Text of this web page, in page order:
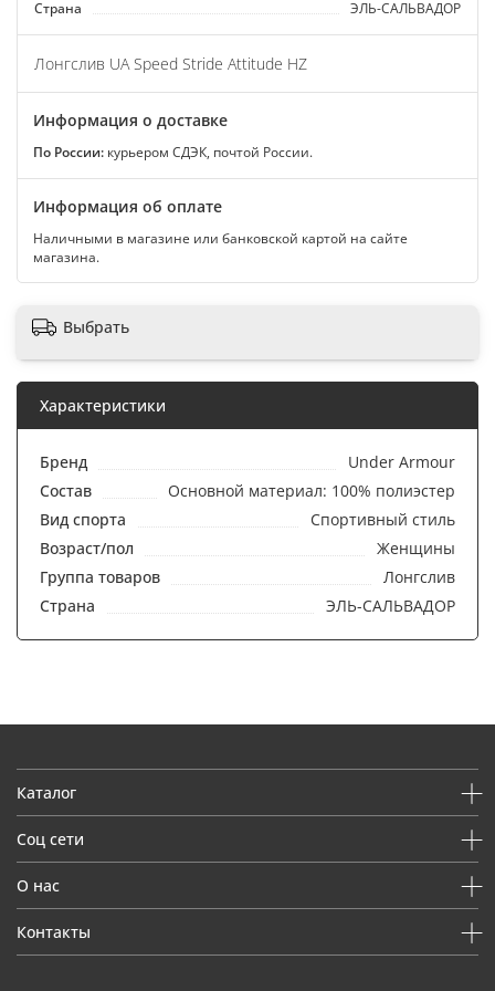
Страна ЭЛЬ-САЛЬВАДОР
Лонгслив UA Speed Stride Attitude HZ
Информация о доставке
По России: курьером СДЭК, почтой России.
Информация об оплате
Наличными в магазине или банковской картой на сайте
магазина.
Выбрать
Характеристики
Бренд
Under Armour
Состав
Основной материал: 100% полиэстер
Вид спорта
Спортивный стиль
Возраст/пол
Женщины
Группа товаров
Лонгслив
Страна
ЭЛЬ-САЛЬВАДОР
Каталог
Соц сети
О нас
Контакты